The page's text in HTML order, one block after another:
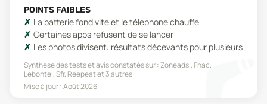
POINTS FAIBLES
La batterie fond vite et le téléphone chauffe
Certaines apps refusent de se lancer
Les photos divisent: résultats décevants pour plusieurs
Synthèse des tests et avis constatés sur : Zoneadsl, Fnac,
Lebontel, Sfr, Reepeatet 3 autres
Mise à jour :Août 2026